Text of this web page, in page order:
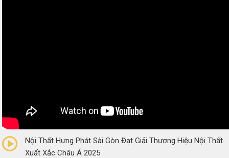
(0 Reviews)
Nội Thất Hưng Phát Sài Gòn Đạt Giải Thương Hiệu Nội Thất
Xuất Xắc Châu Á 2025